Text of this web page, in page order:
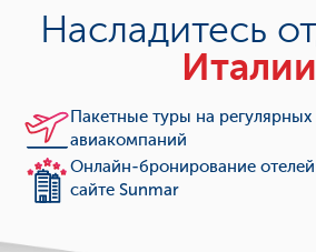
Насладитесь
Италии
Пакетные туры на
авиакомпаний
Онлайн-бронирование отелей
сайте Sunmar